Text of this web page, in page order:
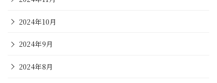
2024年10月
2024年9月
2024年8月